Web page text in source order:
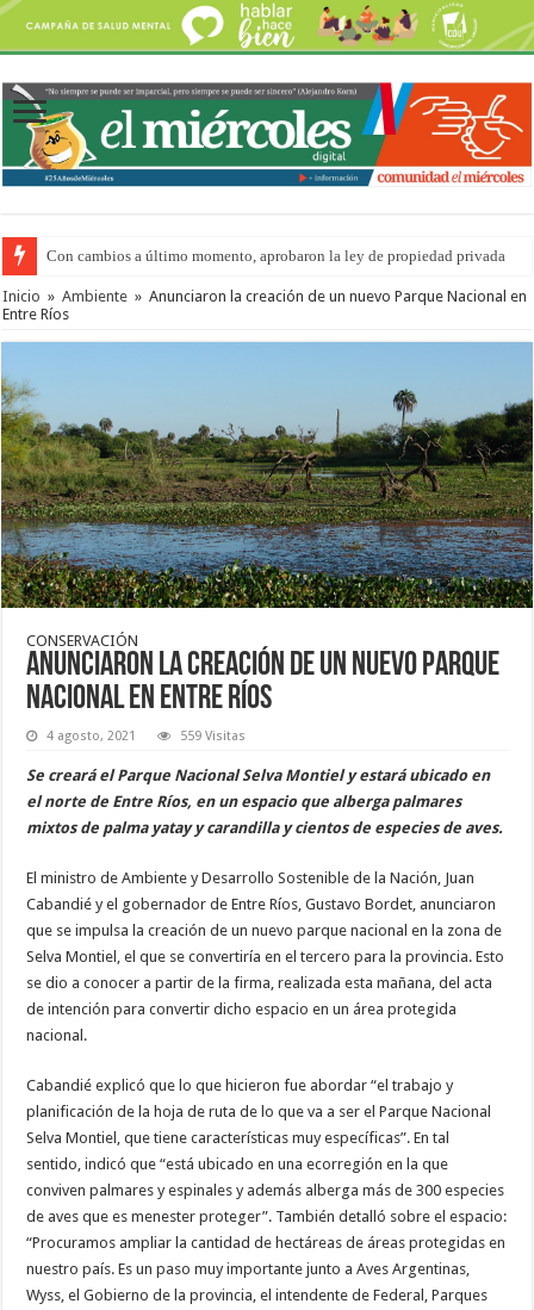
Con cambios a último momento, aprobaron la ley de propiedad privada
Adopción en Entre Ríos: el 35% de los 90 niños, niñas y adolescentes que
Inicio » Ambiente » Anunciaron la creación de un nuevo Parque Nacional en
Entre Ríos
CONSERVACIÓN
Anunciaron la creación de un nuevo Parque
Nacional en Entre Ríos
4 agosto, 2021 559 Visitas
Se creará el Parque Nacional Selva Montiel y estará ubicado en
el norte de Entre Ríos, en un espacio que alberga palmares
mixtos de palma yatay y carandilla y cientos de especies de aves.
El ministro de Ambiente y Desarrollo Sostenible de la Nación, Juan
Cabandié y el gobernador de Entre Ríos, Gustavo Bordet, anunciaron
que se impulsa la creación de un nuevo parque nacional en la zona de
Selva Montiel, el que se convertiría en el tercero para la provincia. Esto
se dio a conocer a partir de la firma, realizada esta mañana, del acta
de intención para convertir dicho espacio en un área protegida
nacional.
Cabandié explicó que lo que hicieron fue abordar “el trabajo y
planificación de la hoja de ruta de lo que va a ser el Parque Nacional
Selva Montiel, que tiene características muy específicas”. En tal
sentido, indicó que “está ubicado en una ecorregión en la que
conviven palmares y espinales y además alberga más de 300 especies
de aves que es menester proteger”. También detalló sobre el espacio:
“Procuramos ampliar la cantidad de hectáreas de áreas protegidas en
nuestro país. Es un paso muy importante junto a Aves Argentinas,
Wyss, el Gobierno de la provincia, el intendente de Federal, Parques